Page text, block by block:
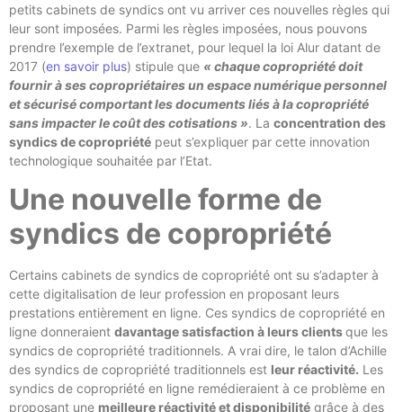
petits cabinets de syndics ont vu arriver ces nouvelles règles qui
leur sont imposées. Parmi les règles imposées, nous pouvons
prendre l’exemple de l’extranet, pour lequel la loi Alur datant de
2017 (en savoir plus) stipule que « chaque copropriété doit
fournir à ses copropriétaires un espace numérique personnel
et sécurisé comportant les documents liés à la copropriété
sans impacter le coût des cotisations ». La concentration des
syndics de copropriété peut s’expliquer par cette innovation
technologique souhaitée par l’Etat.
Une nouvelle forme de
syndics de copropriété
Certains cabinets de syndics de copropriété ont su s’adapter à
cette digitalisation de leur profession en proposant leurs
prestations entièrement en ligne. Ces syndics de copropriété en
ligne donneraient davantage satisfaction à leurs clientsque les
syndics de copropriété traditionnels. A vrai dire, le talon d’Achille
des syndics de copropriété traditionnels est leur réactivité. Les
syndics de copropriété en ligne remédieraient à ce problème en
proposant une meilleure réactivité et disponibilité grâce à des